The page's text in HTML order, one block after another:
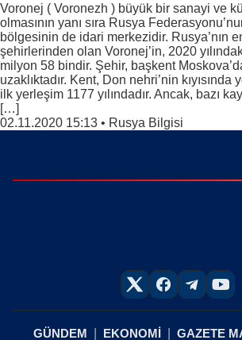
Voronej ( Voronezh ) büyük bir sanayi ve
olmasının yanı sıra Rusya
bölgesinin de idari merkezidir. Rusya’nın
şehirlerinden olan Voronej’in, 2020
milyon 58 bindir. Şehir, başkent
uzaklıktadır. Kent, Don nehri’nin kıyısında
ilk yerleşim 1177 yılındadır. Ancak, bazı
[…]
02.11.2020 15:13 • Rusya Bilgisi
GÜNDEM EKONOMİ GAZETE